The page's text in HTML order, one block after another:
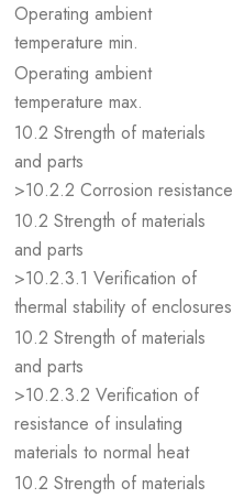
Operating ambient
temperature min.
Operating ambient
temperature max.
10.2 Strength of materials
and parts
>10.2.2 Corrosion resistance
10.2 Strength of materials
and parts
>10.2.3.1 Verification of
thermal stability of enclosures
10.2 Strength of materials
and parts
>10.2.3.2 Verification of
resistance of insulating
materials to normal heat
10.2 Strength of materials